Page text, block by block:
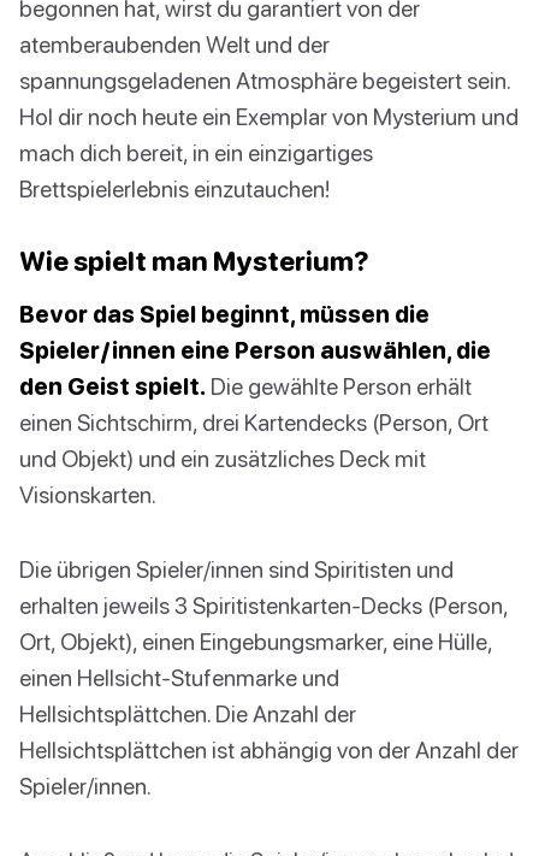
begonnen hat, wirst du garantiert von der
atemberaubenden Welt und der
spannungsgeladenen Atmosphäre begeistert sein.
Hol dir noch heute ein Exemplar von Mysterium und
mach dich bereit, in ein einzigartiges
Brettspielerlebnis einzutauchen!
Wie spielt man Mysterium?
Bevor das Spiel beginnt, müssen die
Spieler/innen eine Person auswählen, die
den Geist spielt. Die gewählte Person erhält
einen Sichtschirm, drei Kartendecks (Person, Ort
und Objekt) und ein zusätzliches Deck mit
Visionskarten.
Die übrigen Spieler/innen sind Spiritisten und
erhalten jeweils 3 Spiritistenkarten-Decks (Person,
Ort, Objekt), einen Eingebungsmarker, eine Hülle,
einen Hellsicht-Stufenmarke und
Hellsichtsplättchen. Die Anzahl der
Hellsichtsplättchen ist abhängig von der Anzahl der
Spieler/innen.